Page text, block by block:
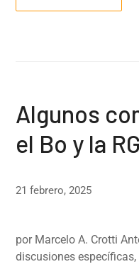
Algunos
el Bo y la
21 febrero, 2025
por Marcelo A. Crotti
discusiones